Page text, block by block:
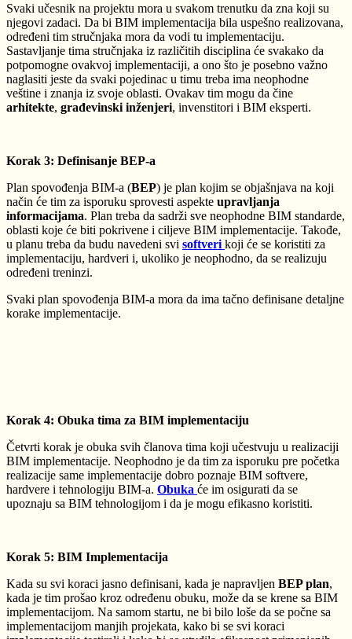
Svaki učesnik na projektu mora u svakom trenutku da zna koji su
njegovi zadaci. Da bi BIM implementacija bila uspešno realizovana,
određeni tim stručnjaka mora da vodi tu implementaciju.
Sastavljanje tima stručnjaka iz različitih disciplina će svakako da
potpomogne ovakvoj implementaciji, a ono što je posebno važno
naglasiti jeste da svaki pojedinac u timu treba ima neophodne
veštine i znanja iz svoje oblasti. Ovakav tim mogu da čine
arhitekte, građevinski inženjeri, invenstitori i BIM eksperti.
Korak 3: Definisanje BEP-a
Plan spovođenja BIM-a (BEP) je plan kojim se objašnjava na koji
način će tim za isporuku sprovesti aspekte upravljanja
informacijama. Plan treba da sadrži sve neophodne BIM standarde,
oblasti koje će biti pokrivene i ciljeve BIM implementacije. Takođe,
u planu treba da budu navedeni svi softveri koji će se koristiti za
implementaciju, hardveri i, ukoliko je neophodno, da se realizuju
određeni treninzi.
Svaki plan spovođenja BIM-a mora da ima tačno definisane detaljne
korake implementacije.
Korak 4: Obuka tima za BIM implementaciju
Četvrti korak je obuka svih članova tima koji učestvuju u realizaciji
BIM implementacije. Neophodno je da tim za isporuku pre početka
realizacije same implementacije dobro poznaje BIM softvere,
hardvere i tehnologiju BIM-a. Obuka će im osigurati da se
upoznaju sa BIM tehnologijom i da je mogu efikasno koristiti.
Korak 5: BIM Implementacija
Kada su svi koraci jasno definisani, kada je napravljen BEP plan,
kada je tim prošao kroz određenu obuku, može da se krene sa BIM
implementacijom. Na samom startu, ne bi bilo loše da se počne sa
implementacijom manjih projekata, kako bi se svi koraci